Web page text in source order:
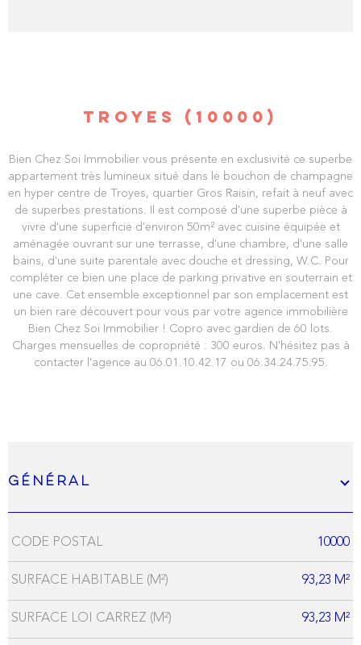
TROYES (10000)
Bien Chez Soi Immobilier vous présente en exclusivité ce superbe
appartement très lumineux situé dans le bouchon de champagne
en hyper centre de Troyes, quartier Gros Raisin, refait à neuf avec
de superbes prestations. Il est composé d'une superbe pièce à
vivre d'une superficie d'environ 50m² avec cuisine équipée et
aménagée ouvrant sur une terrasse, d'une chambre, d'une salle
bains, d'une suite parentale avec douche et dressing, W.C. Pour
compléter ce bien une place de parking privative en souterrain et
une cave. Cet ensemble exceptionnel par son emplacement est
un bien rare découvert pour vous par votre agence immobilière
Bien Chez Soi Immobilier ! Copro avec gardien de 60 lots.
Charges mensuelles de copropriété : 300 euros. N'hésitez pas à
contacter l'agence au 06.01.10.42.17 ou 06.34.24.75.95.
Général
Caractérisque Valeurs
CODE POSTAL 10000
SURFACE HABITABLE (M²) 93,23 M²
SURFACE LOI CARREZ (M²) 93,23 M²